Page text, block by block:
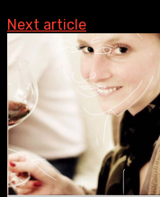
Next article